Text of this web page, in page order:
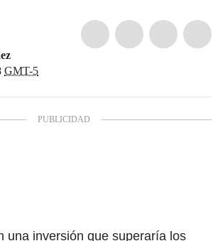
GMT-5
una inversión que superaría los